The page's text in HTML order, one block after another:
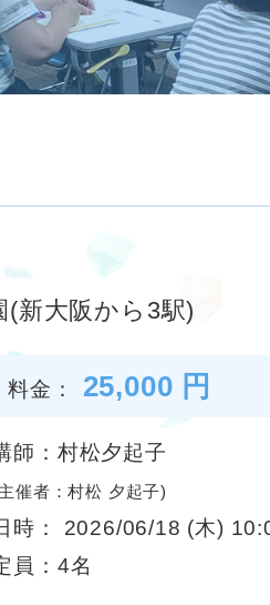
新大阪から3駅)
料金： 25,000 円
師：村松夕起子
催者：村松 夕起子)
時： 2026/06/18 (木)
員：4名